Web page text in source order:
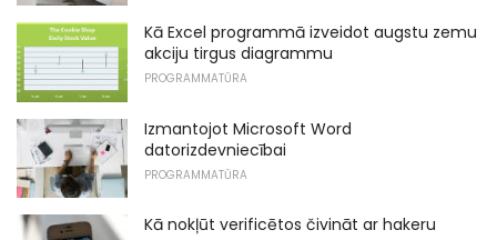
Kā Excel programmā izveidot augstu zemu
akciju tirgus diagrammu
PROGRAMMATŪRA
Izmantojot Microsoft Word
datorizdevniecībai
PROGRAMMATŪRA
Kā nokļūt verificētos čivināt ar hakeru